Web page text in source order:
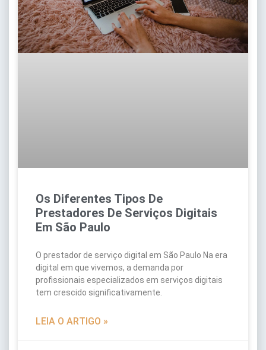
Os Diferentes Tipos De
Prestadores De Serviços Digitais
Em São Paulo
O prestador de serviço digital em São Paulo Na era
digital em que vivemos, a demanda por
profissionais especializados em serviços digitais
tem crescido significativamente.
LEIA O ARTIGO »